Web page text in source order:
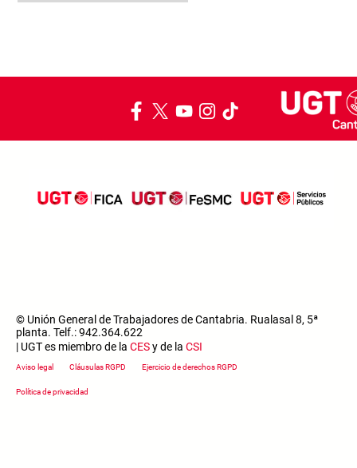
© Unión General de Trabajadores de Cantabria. Rualasal 8, 5ª
planta. Telf.: 942.364.622
| UGT es miembro de la CESy de la CSI
Footer menu
Aviso legal Cláusulas RGPD Ejercicio de derechos RGPD
Política de privacidad